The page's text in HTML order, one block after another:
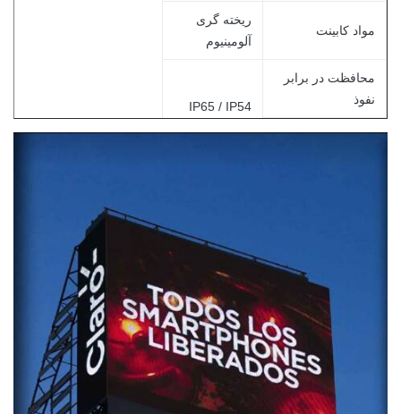
مواد کابینت
ریخته گری
آلومینیوم
محافظت در برابر
نفوذ
IP65 / IP54
(جلو / عقب)
تازه کردن قاب ≥ 60 هرتز
نرخ تازه سازی داده
> 1500 هرتز
مقیاس خاکستری